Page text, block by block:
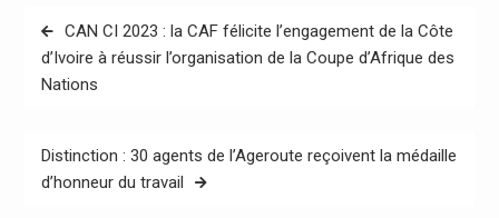
Navigation
de
l’article
CAN CI 2023 : la CAF félicite l’engagement de la Côte
d’Ivoire à réussir l’organisation de la Coupe d’Afrique des
Nations
Distinction : 30 agents de l’Ageroute reçoivent la médaille
d’honneur du travail